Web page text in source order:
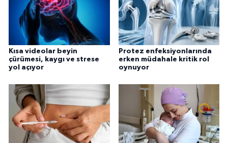
Kısa videolar beyin
çürümesi, kaygı ve strese
yol açıyor
Protez enfeksiyonlarında
erken müdahale kritik rol
oynuyor